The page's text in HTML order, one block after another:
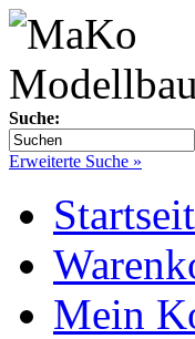
Suche:
Erweiterte Suche »
Mein